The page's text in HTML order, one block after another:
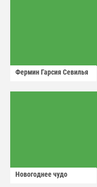
Фермин Гарсия Севилья
Новогоднее чудо